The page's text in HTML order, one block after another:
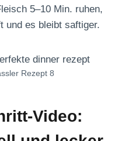
5–10 Min. ruhen,
und es bleibt saftiger.
Rezept 8
Video: